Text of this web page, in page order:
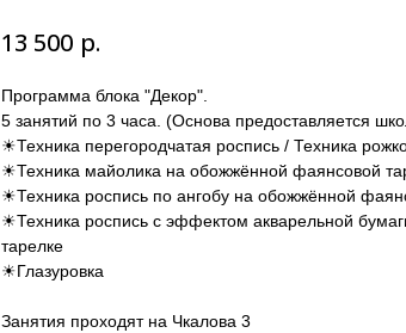
13 500 р.
Программа блока "Декор".
5 занятий по 3 часа. (Основа предоставляется
☀Техника перегородчатая роспись / Техника
☀Техника майолика на обожжённой фаянсовой
☀Техника роспись по ангобу на обожжённой
☀Техника роспись с эффектом акварельной
тарелке
☀Глазуровка
Занятия проходят на Чкалова 3